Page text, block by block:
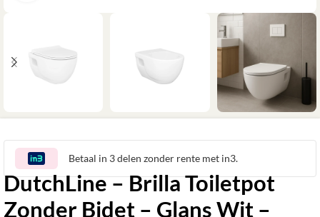
Betaal in 3 delen zonder rente met in3.
DutchLine – Brilla Toiletpot
Zonder Bidet – Glans Wit –